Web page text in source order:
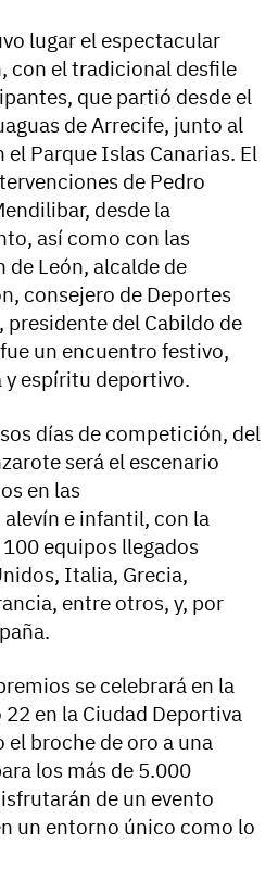
lugar el espectacular
con el tradicional desfile
que partió desde el
de Arrecife, junto al
Parque Islas Canarias. El
de Pedro
desde la
así como con las
de León, alcalde de
consejero de Deportes
del Cabildo de
un encuentro festivo,
y espíritu deportivo.
días de competición, del
será el escenario
en las
e infantil, con la
equipos llegados
Italia, Grecia,
entre otros, y, por
se celebrará en la
en la Ciudad Deportiva
broche de oro a una
los más de 5.000
de un evento
un entorno único como lo